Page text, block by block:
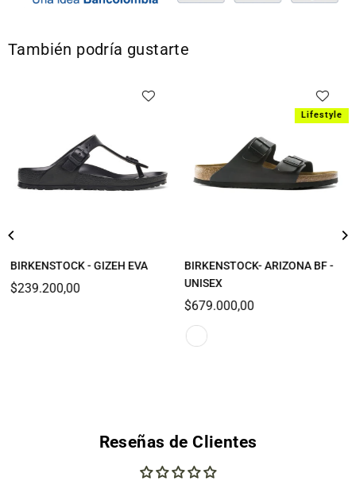
También podría gustarte
BIRKENSTOCK - GIZEH EVA
$239.200,00
Lifestyle
BIRKENSTOCK- ARIZONA BF -
UNISEX
Precio
$679.000,00
Reseñas de Clientes